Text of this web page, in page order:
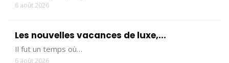
6 août 2026
Les nouvelles vacances de luxe,...
Il fut un temps où…
6 août 2026